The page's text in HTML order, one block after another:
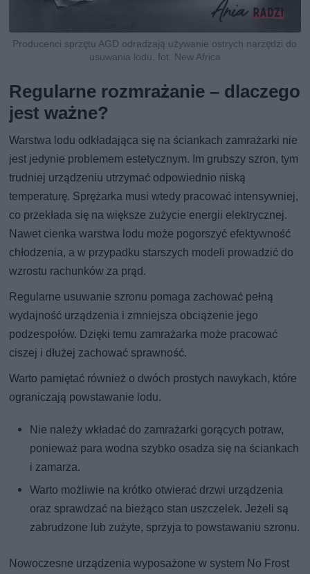
Producenci sprzętu AGD odradzają używanie ostrych narzędzi do
usuwania lodu, fot. New Africa
Regularne rozmrażanie – dlaczego
jest ważne?
Warstwa lodu odkładająca się na ściankach zamrażarki nie
jest jedynie problemem estetycznym. Im grubszy szron, tym
trudniej urządzeniu utrzymać odpowiednio niską
temperaturę. Sprężarka musi wtedy pracować intensywniej,
co przekłada się na większe zużycie energii elektrycznej.
Nawet cienka warstwa lodu może pogorszyć efektywność
chłodzenia, a w przypadku starszych modeli prowadzić do
wzrostu rachunków za prąd.
Regularne usuwanie szronu pomaga zachować pełną
wydajność urządzenia i zmniejsza obciążenie jego
podzespołów. Dzięki temu zamrażarka może pracować
ciszej i dłużej zachować sprawność.
Warto pamiętać również o dwóch prostych nawykach, które
ograniczają powstawanie lodu.
Nie należy wkładać do zamrażarki gorących potraw,
ponieważ para wodna szybko osadza się na ściankach
i zamarza.
Warto możliwie na krótko otwierać drzwi urządzenia
oraz sprawdzać na bieżąco stan uszczelek. Jeżeli są
zabrudzone lub zużyte, sprzyja to powstawaniu szronu.
Nowoczesne urządzenia wyposażone w system No Frost